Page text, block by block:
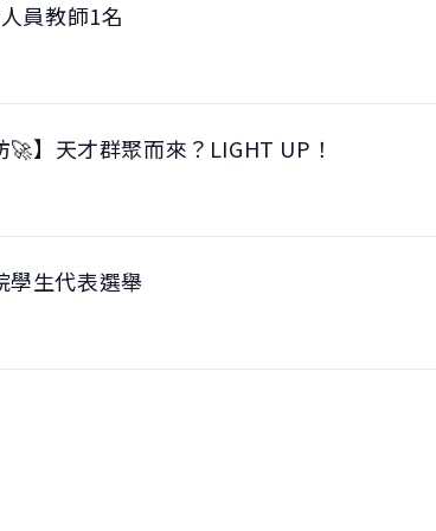
員教師1名
】天才群聚而來？LIGHT UP！
學生代表選舉